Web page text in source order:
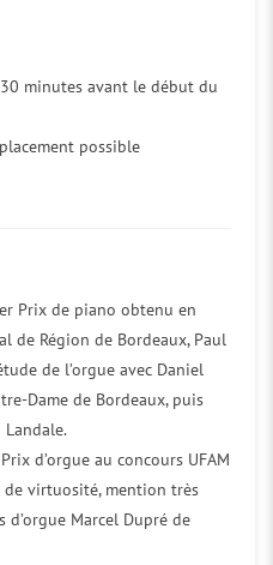
minutes avant le début du
possible
Prix de piano obtenu en
de Région de Bordeaux, Paul
de l’orgue avec Daniel
Dame de Bordeaux, puis
Landale.
d’orgue au concours UFAM
de virtuosité, mention très
d’orgue Marcel Dupré de